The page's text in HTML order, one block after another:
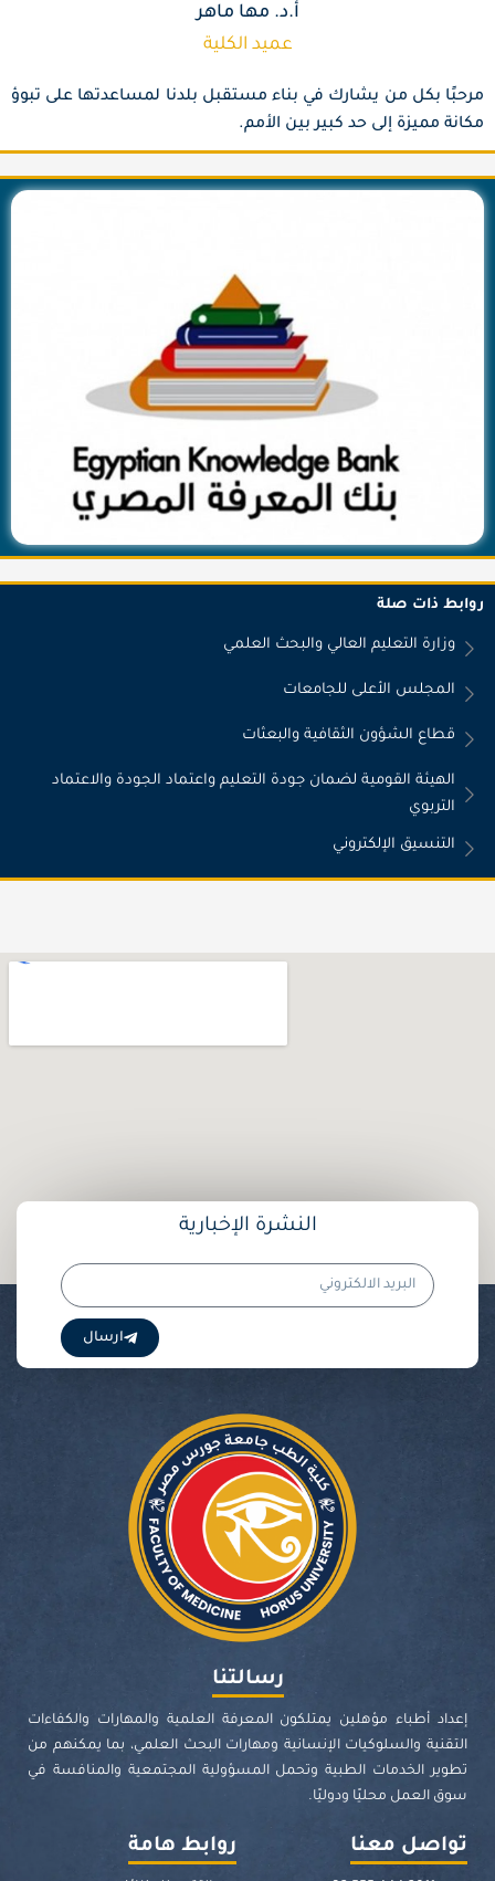
أ.د. مها ماهر
عميد الكلية
مرحبًا بكل من يشارك في بناء مستقبل بلدنا لمساعدتها على تبوؤ
مكانة مميزة إلى حد كبير بين الأمم.
روابط ذات صلة
وزارة التعليم العالي والبحث العلمي
المجلس الأعلى للجامعات
قطاع الشؤون الثقافية والبعثات
الهيئة القومية لضمان جودة التعليم واعتماد الجودة والاعتماد
التربوي
التنسيق الإلكتروني
النشرة الإخبارية
البريد
الالكتروني
ارسال
رسالتنا
إعداد أطباء مؤهلين يمتلكون المعرفة العلمية والمهارات والكفاءات
التقنية والسلوكيات الإنسانية ومهارات البحث العلمي، بما يمكنهم من
تطوير الخدمات الطبية وتحمل المسؤولية المجتمعية والمنافسة في
سوق العمل محليًا ودوليًا.
تواصل معنا روابط هامة